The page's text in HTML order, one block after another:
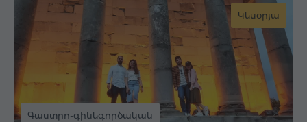
Կեսօրյա
Գաստրո-գինեգործական